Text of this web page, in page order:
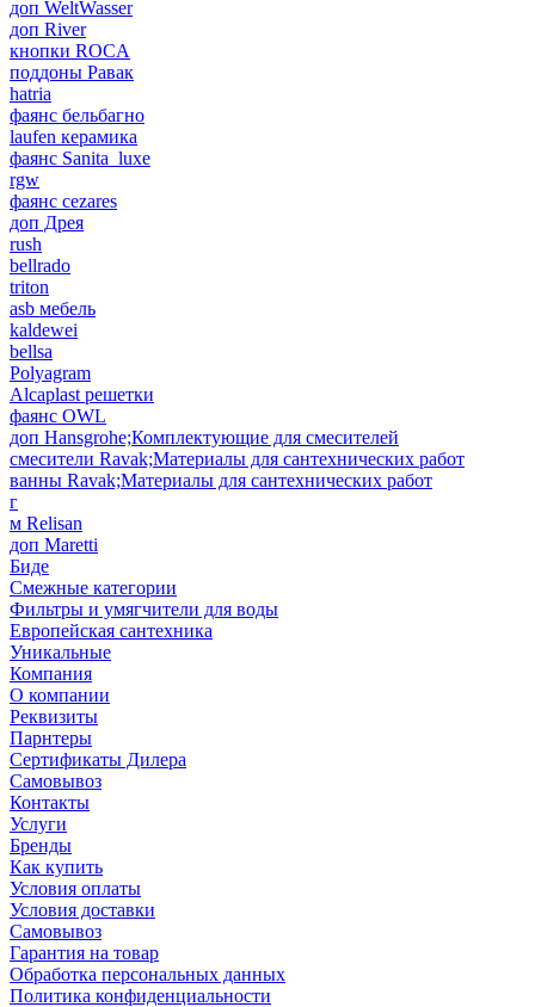
доп WeltWasser
доп River
кнопки ROCA
поддоны Равак
hatria
фаянс бельбагно
laufen керамика
фаянс Sanita_luxe
rgw
фаянс cezares
доп Дрея
rush
bellrado
triton
asb мебель
kaldewei
bellsa
Polyagram
Alcaplast решетки
фаянс OWL
доп Hansgrohe;Комплектующие для смесителей
смесители Ravak;Материалы для сантехнических работ
ванны Ravak;Материалы для сантехнических работ
г
м Relisan
доп Maretti
Биде
Смежные категории
Фильтры и умягчители для воды
Европейская сантехника
Уникальные
Компания
О компании
Реквизиты
Парнтеры
Сертификаты Дилера
Самовывоз
Контакты
Услуги
Бренды
Как купить
Условия оплаты
Условия доставки
Самовывоз
Гарантия на товар
Обработка персональных данных
Политика конфиденциальности